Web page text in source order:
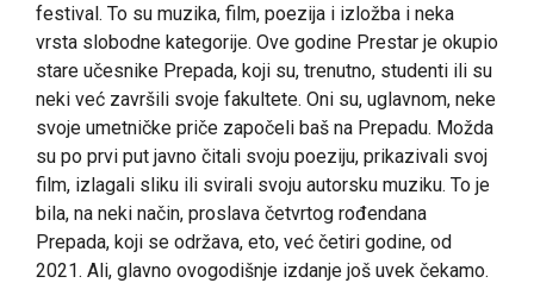
festival. To su muzika, film, poezija i izložba i neka
vrsta slobodne kategorije. Ove godine Prestar je okupio
stare učesnike Prepada, koji su, trenutno, studenti ili su
neki već završili svoje fakultete. Oni su, uglavnom, neke
svoje umetničke priče započeli baš na Prepadu. Možda
su po prvi put javno čitali svoju poeziju, prikazivali svoj
film, izlagali sliku ili svirali svoju autorsku muziku. To je
bila, na neki način, proslava četvrtog rođendana
Prepada, koji se održava, eto, već četiri godine, od
2021. Ali, glavno ovogodišnje izdanje još uvek čekamo.